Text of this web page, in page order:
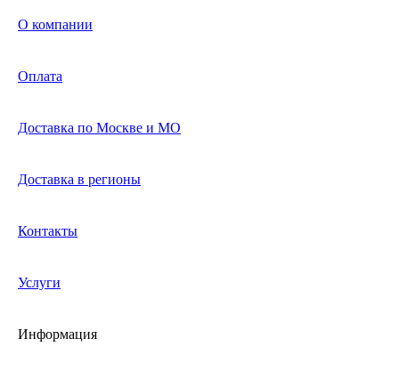
О компании
Оплата
Доставка по Москве и МО
Доставка в регионы
Контакты
Услуги
Информация